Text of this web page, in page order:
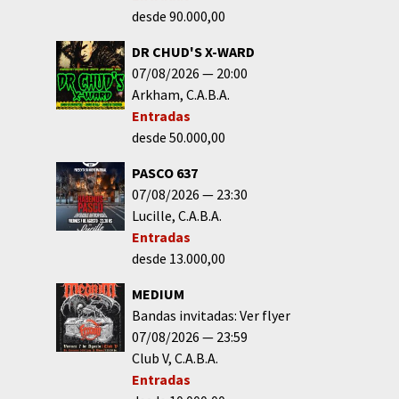
desde 90.000,00
DR CHUD'S X-WARD
07/08/2026
20:00
Arkham C.A.B.A.
Entradas
desde 50.000,00
PASCO 637
07/08/2026
23:30
Lucille C.A.B.A.
Entradas
desde 13.000,00
MEDIUM
Bandas invitadas: Ver flyer
07/08/2026
23:59
Club V C.A.B.A.
Entradas